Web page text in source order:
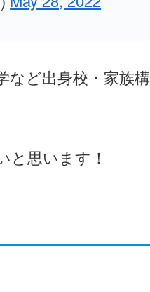
など出身校・家族
と思います！